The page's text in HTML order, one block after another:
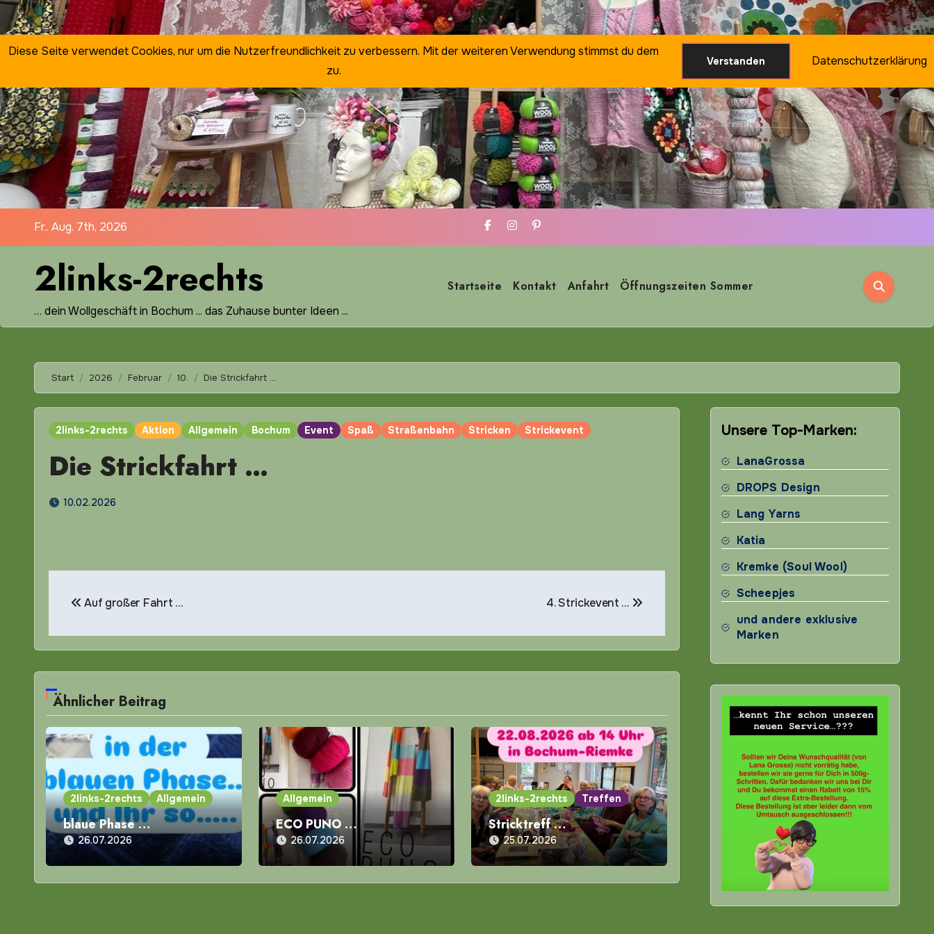
Zum
Inhalt
springen
Fr.. Aug. 7th, 2026
2links-2rechts
… dein Wollgeschäft in Bochum ... das Zuhause bunter Ideen ...
Startseite Kontakt Anfahrt Öffnungszeiten Sommer
Start 2026 Februar 10. Die Strickfahrt …
2links-2rechts Aktion Allgemein Bochum Event Spaß Straßenbahn Stricken Strickevent
Die Strickfahrt …
10.02.2026
Auf großer Fahrt … 4. Strickevent …
Ähnlicher Beitrag
2links-2rechts Allgemein
blaue Phase …
26.07.2026
Allgemein
ECO PUNO …
26.07.2026
2links-2rechts Treffen
Stricktreff …
25.07.2026
Unsere Top-Marken:
LanaGrossa
DROPS Design
Lang Yarns
Katia
Kremke (Soul Wool)
Scheepjes
und andere exklusive
Marken
Diese Seite verwendet Cookies, nur um die Nutzerfreundlichkeit zu verbessern. Mit der weiteren Verwendung stimmst du dem
zu.
Verstanden Datenschutzerklärung